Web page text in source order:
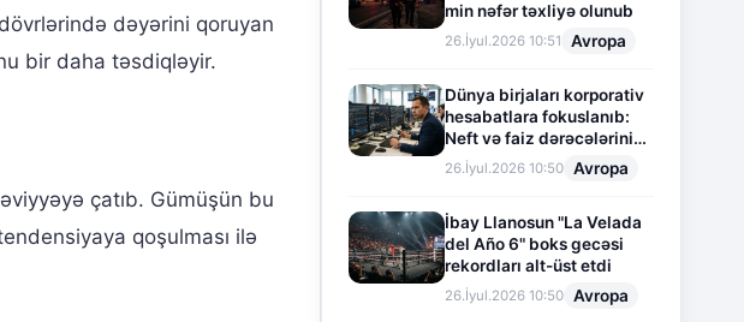
dəyərini qoruyan
bir daha təsdiqləyir.
çatıb. Gümüşün bu
qoşulması ilə
min nəfər təxliyə olunub
26.İyul.2026 10:51 Avropa
Dünya birjaları korporativ
hesabatlara fokuslanıb:
Neft və faiz dərəcələrinin
təsiri altında cari vəziyyət
26.İyul.2026 10:50 Avropa
İbay Llanosun "La Velada
del Año 6" boks gecəsi
rekordları alt-üst etdi
26.İyul.2026 10:50 Avropa